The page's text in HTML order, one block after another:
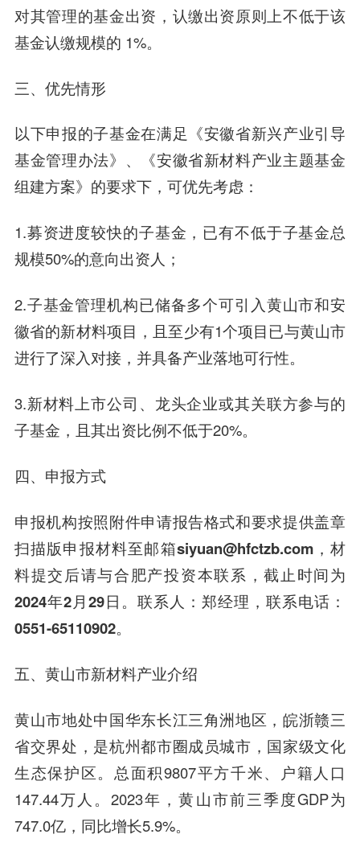
对其管理的基金出资，认缴出资原则上不低于该
基金认缴规模的 1%。
三、优先情形
以下申报的子基金在满足《安徽省新兴产业引导
基金管理办法》、《安徽省新材料产业主题基金
组建方案》的要求下，可优先考虑：
1.募资进度较快的子基金，已有不低于子基金总
规模50%的意向出资人；
2.子基金管理机构已储备多个可引入黄山市和安
徽省的新材料项目，且至少有1个项目已与黄山市
进行了深入对接，并具备产业落地可行性。
3.新材料上市公司、龙头企业或其关联方参与的
子基金，且其出资比例不低于20%。
四、申报方式
申报机构按照附件申请报告格式和要求提供盖章
扫描版申报材料至邮箱siyuan@hfctzb.com，材
料提交后请与合肥产投资本联系，截止时间为
2024年2月29日 。联系人：郑经理，联系电话：
0551-65110902。
五、黄山市新材料产业介绍
黄山市地处中国华东长江三角洲地区，皖浙赣三
省交界处，是杭州都市圈成员城市，国家级文化
生态保护区。总面积9807平方千米、户籍人口
147.44万人。2023年，黄山市前三季度GDP为
747.0亿，同比增长5.9%。